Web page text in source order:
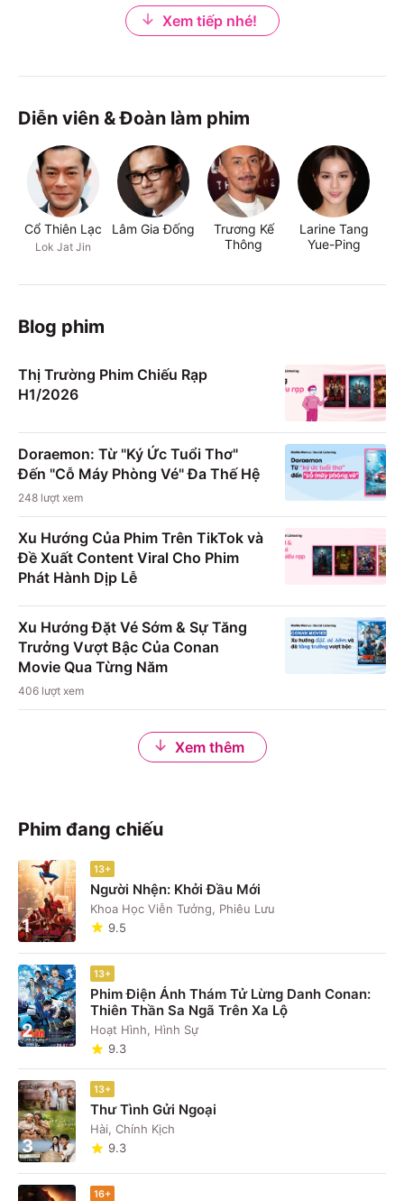
Xem tiếp nhé!
Diễn viên & Đoàn làm phim
Cổ Thiên Lạc
Lok Jat Jin
Lâm Gia Đống
Trương Kế
Thông
Larine Tang
Yue-Ping
Blog phim
Thị Trường Phim Chiếu Rạp
H1/2026
Doraemon: Từ "Ký Ức Tuổi Thơ"
Đến "Cỗ Máy Phòng Vé" Đa Thế Hệ
248 lượt xem
Xu Hướng Của Phim Trên TikTok và
Đề Xuất Content Viral Cho Phim
Phát Hành Dịp Lễ
Xu Hướng Đặt Vé Sớm & Sự Tăng
Trưởng Vượt Bậc Của Conan
Movie Qua Từng Năm
406 lượt xem
Xem thêm
Phim đang chiếu
1
13+
Người Nhện: Khởi Đầu Mới
Khoa Học Viễn Tưởng, Phiêu Lưu
9.5
2
13+
Phim Điện Ảnh Thám Tử Lừng Danh Conan:
Thiên Thần Sa Ngã Trên Xa Lộ
Hoạt Hình, Hình Sự
9.3
3
13+
Thư Tình Gửi Ngoại
Hài, Chính Kịch
9.3
16+